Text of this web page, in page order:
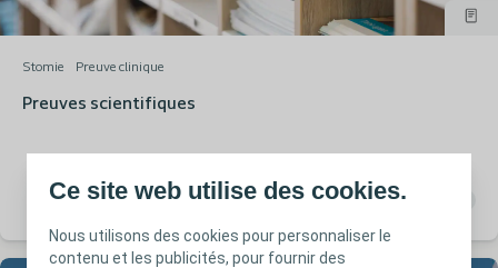
Ce site web utilise des cookies.
Nous utilisons des cookies pour personnaliser le
contenu et les publicités, pour fournir des
Stomie Preuve clinique
Preuves scientifiques